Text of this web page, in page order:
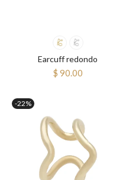
Earcuff redondo
$ 90.00
-22%